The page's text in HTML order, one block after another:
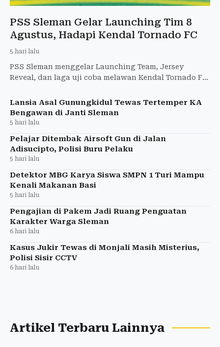
PSS Sleman Gelar Launching Tim 8
Agustus, Hadapi Kendal Tornado FC
5 hari lalu
PSS Sleman menggelar Launching Team, Jersey
Reveal, dan laga uji coba melawan Kendal Tornado FC
Lansia Asal Gunungkidul Tewas Tertemper KA
Bengawan di Janti Sleman
5 hari lalu
Pelajar Ditembak Airsoft Gun di Jalan
Adisucipto, Polisi Buru Pelaku
5 hari lalu
Detektor MBG Karya Siswa SMPN 1 Turi Mampu
Kenali Makanan Basi
5 hari lalu
Pengajian di Pakem Jadi Ruang Penguatan
Karakter Warga Sleman
6 hari lalu
Kasus Jukir Tewas di Monjali Masih Misterius,
Polisi Sisir CCTV
6 hari lalu
Artikel Terbaru Lainnya